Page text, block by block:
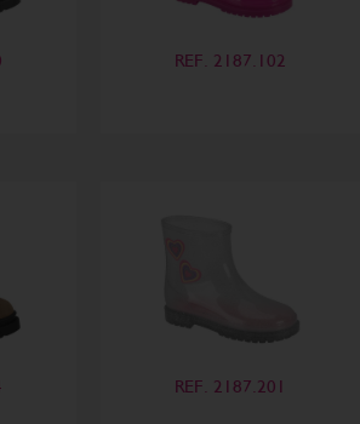
REF. 2187.102
REF. 2187.201